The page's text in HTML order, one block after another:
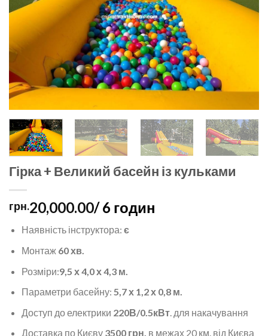
Гірка + Великий басейн із кульками
грн.20,000.00/ 6 годин
Наявність інструктора: є
Монтаж 60 хв.
Розміри:9,5 х 4,0 х 4,3 м.
Параметри басейну: 5,7 х 1,2 х 0,8 м.
Доступ до електрики 220В/0.5кВт. для накачування
Доставка по Києву 3500 грн. в межах 20 км. від Києва